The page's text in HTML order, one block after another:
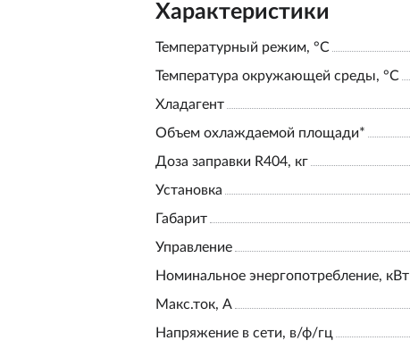
Характеристики
Температурный режим, °С
Температура окружающей среды, °С
Хладагент
Объем охлаждаемой площади*
Доза заправки R404, кг
Установка
Габарит
Управление
Номинальное энергопотребление, кВт
Макс.ток, А
Напряжение в сети, в/ф/гц